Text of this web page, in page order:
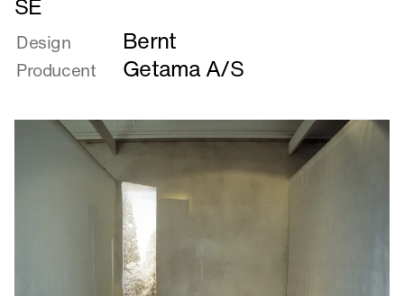
mere
om
SE
Design Bernt
Producent Getama A/S